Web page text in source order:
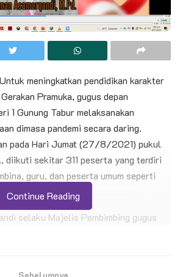
meningkatkan pendidikan karakter
Pramuka, gugus depan
1 Gunung Tabur melaksanakan
dimasa pandemi secara daring.
pada Hari Jumat (27/8/2021) pukul
diikuti sekitar 311 peserta yang terdiri
guru, dan peserta umum seperti
Tabur.
selaku Majelis Pembimbing gugus
Continue Reading
Sebelumnya